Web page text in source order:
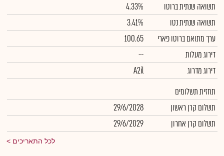
תשואה שנתית ברוטו
4.33%
תשואה שנתית נטו
3.41%
ערך מתואם ברוטו פארי
100.65
דירוג מעלות
--
דירוג מדרוג
A2il
תחזית תשלומים
תשלום קרן ראשון
29/6/2028
תשלום קרן אחרון
29/6/2029
לכל התאריכים